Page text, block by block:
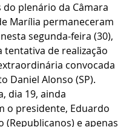
do plenário da Câmara
Marília permaneceram
segunda-feira (30),
tentativa de realização
convocada
Daniel Alonso (SP).
dia 19, ainda
o presidente, Eduardo
(Republicanos) e apenas